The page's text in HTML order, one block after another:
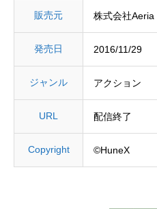
販売元 株式会社Aeria
発売日 2016/11/29
ジャンル アクション
URL 配信終了
Copyright ©HuneX